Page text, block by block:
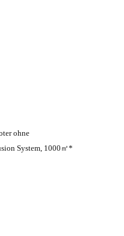
ohne
System, 1000㎡*